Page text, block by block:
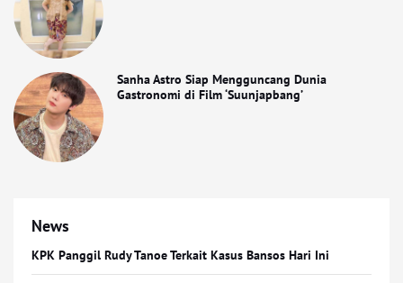
Sanha Astro Siap Mengguncang Dunia
Gastronomi di Film ‘Suunjapbang’
News
KPK Panggil Rudy Tanoe Terkait Kasus Bansos Hari Ini